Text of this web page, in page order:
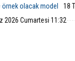
örnek olacak model
18
2026 Cumartesi 11:32